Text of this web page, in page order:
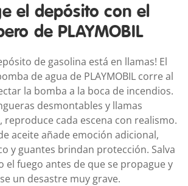
el depósito con el
de PLAYMOBIL
de gasolina está en llamas! El
de agua de PLAYMOBIL corre al
la bomba a la boca de incendios.
desmontables y llamas
reproduce cada escena con realismo.
aceite añade emoción adicional,
y guantes brindan protección. Salva
el fuego antes de que se propague y
un desastre muy grave.